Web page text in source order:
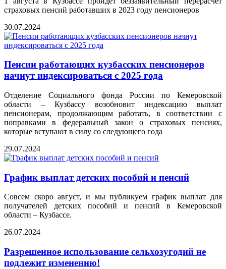
страховых пенсий работавших в 2023 году пенсионеров
30.07.2024
Пенсии работающих кузбасских пенсионеров
начнут индексироваться с 2025 года
Отделение Социального фонда России по Кемеровской
области – Кузбассу возобновит индексацию выплат
пенсионерам, продолжающим работать, в соответствии с
поправками в федеральный закон о страховых пенсиях,
которые вступают в силу со следующего года
29.07.2024
График выплат детских пособий и пенсий
Совсем скоро август, и мы публикуем график выплат для
получателей детских пособий и пенсий в Кемеровской
области – Кузбассе.
26.07.2024
Разрешенное использование сельхозугодий не
подлежит изменению!